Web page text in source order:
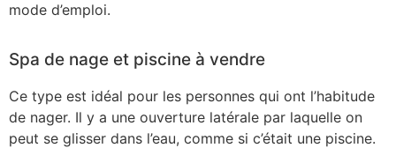
mode d’emploi.
Spa de nage et piscine à vendre
Ce type est idéal pour les personnes qui ont l’habitude
de nager. Il y a une ouverture latérale par laquelle on
peut se glisser dans l’eau, comme si c’était une piscine.